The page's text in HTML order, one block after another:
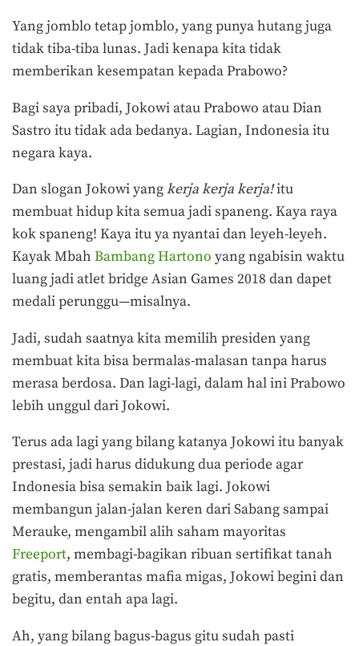
Yang jomblo tetap jomblo, yang punya hutang juga
tidak tiba-tiba lunas. Jadi kenapa kita tidak
memberikan kesempatan kepada Prabowo?
Bagi saya pribadi, Jokowi atau Prabowo atau Dian
Sastro itu tidak ada bedanya. Lagian, Indonesia itu
negara kaya.
Dan slogan Jokowi yangkerja kerja kerja!itu
membuat hidup kita semua jadi spaneng. Kaya raya
kok spaneng! Kaya itu ya nyantai dan leyeh-leyeh.
Kayak Mbah Bambang Hartono yang ngabisin waktu
luang jadi atlet bridge Asian Games 2018 dan dapet
medali perunggu—misalnya.
Jadi, sudah saatnya kita memilih presiden yang
membuat kita bisa bermalas-malasan tanpa harus
merasa berdosa. Dan lagi-lagi, dalam hal ini Prabowo
lebih unggul dari Jokowi.
Terus ada lagi yang bilang katanya Jokowi itu banyak
prestasi, jadi harus didukung dua periode agar
Indonesia bisa semakin baik lagi. Jokowi
membangun jalan-jalan keren dari Sabang sampai
Merauke, mengambil alih saham mayoritas
Freeport, membagi-bagikan ribuan sertifikat tanah
gratis, memberantas mafia migas, Jokowi begini dan
begitu, dan entah apa lagi.
Ah, yang bilang bagus-bagus gitu sudah pasti